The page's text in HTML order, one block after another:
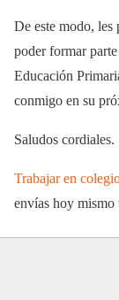
De este modo,
poder formar
Educación
conmigo en su
Saludos cordiales.
Trabajar en
envías hoy mismo